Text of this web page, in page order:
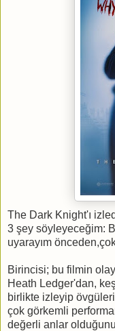
The Dark Knight'ı
3 şey söyleyeceğim:
uyarayım
Birincisi; bu filmin
Heath Ledger'dan,
birlikte izleyip
çok görkemli
değerli anlar